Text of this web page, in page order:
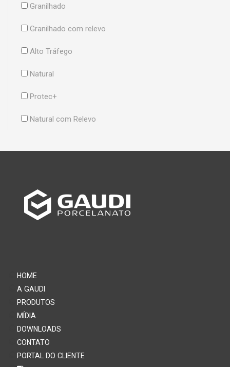
Granilhado
Granilhado com relevo
Alto Tráfego
Natural
Protec+
Natural com Relevo
HOME
A GAUDI
PRODUTOS
MÍDIA
DOWNLOADS
CONTATO
PORTAL DO CLIENTE